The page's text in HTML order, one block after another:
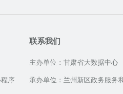
序
联系我们
主办单位：甘肃省大数据中心
承办单位：兰州新区政务服务